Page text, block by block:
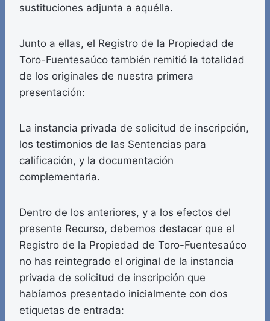
sustituciones adjunta a aquélla.
Junto a ellas, el Registro de la Propiedad de
Toro-Fuentesaúco también remitió la totalidad
de los originales de nuestra primera
presentación:
La instancia privada de solicitud de inscripción,
los testimonios de las Sentencias para
calificación, y la documentación
complementaria.
Dentro de los anteriores, y a los efectos del
presente Recurso, debemos destacar que el
Registro de la Propiedad de Toro-Fuentesaúco
no has reintegrado el original de la instancia
privada de solicitud de inscripción que
habíamos presentado inicialmente con dos
etiquetas de entrada: